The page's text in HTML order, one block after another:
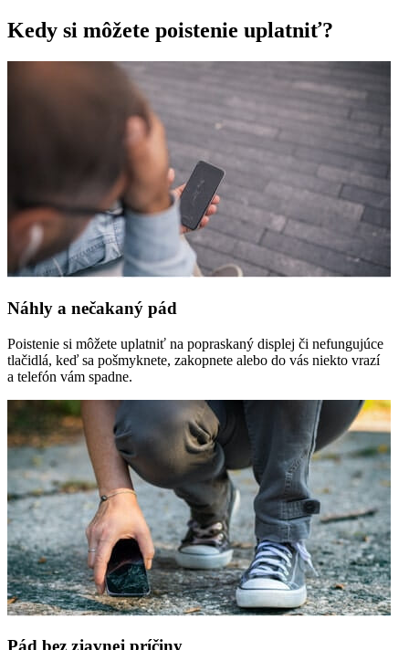
Kedy si môžete poistenie uplatniť?
Náhly a nečakaný pád
Poistenie si môžete uplatniť na popraskaný displej či nefungujúce
tlačidlá, keď sa pošmyknete, zakopnete alebo do vás niekto vrazí
a telefón vám spadne.